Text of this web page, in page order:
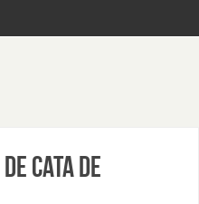
cata de